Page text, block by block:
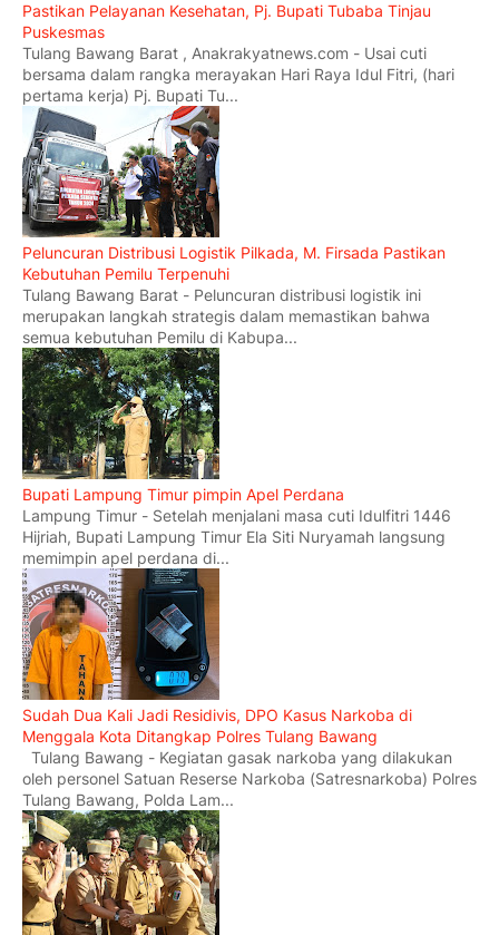
Pastikan Pelayanan Kesehatan, Pj. Bupati Tubaba Tinjau
Puskesmas
Tulang Bawang Barat , Anakrakyatnews.com - Usai cuti
bersama dalam rangka merayakan Hari Raya Idul Fitri, (hari
pertama kerja) Pj. Bupati Tu...
Peluncuran Distribusi Logistik Pilkada, M. Firsada Pastikan
Kebutuhan Pemilu Terpenuhi
Tulang Bawang Barat - Peluncuran distribusi logistik ini
merupakan langkah strategis dalam memastikan bahwa
semua kebutuhan Pemilu di Kabupa...
Bupati Lampung Timur pimpin Apel Perdana
Lampung Timur - Setelah menjalani masa cuti Idulfitri 1446
Hijriah, Bupati Lampung Timur Ela Siti Nuryamah langsung
memimpin apel perdana di...
Sudah Dua Kali Jadi Residivis, DPO Kasus Narkoba di
Menggala Kota Ditangkap Polres Tulang Bawang
Tulang Bawang - Kegiatan gasak narkoba yang dilakukan
oleh personel Satuan Reserse Narkoba (Satresnarkoba) Polres
Tulang Bawang, Polda Lam...